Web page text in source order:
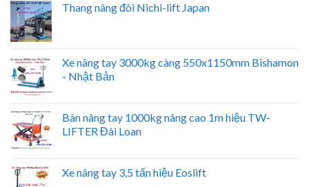
Thang nâng đôi Nichi-lift Japan
Xe nâng tay 3000kg càng 550x1150mm Bishamon
- Nhật Bản
Bàn nâng tay 1000kg nâng cao 1m hiệu TW-
LIFTER Đài Loan
Xe nâng tay 3,5 tấn hiệu Eoslift